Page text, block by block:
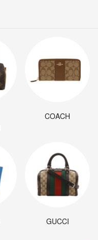
COACH
GUCCI